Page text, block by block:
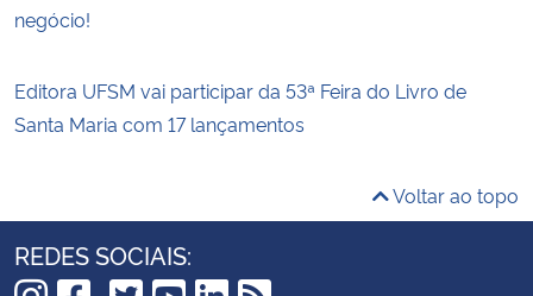
negócio!
Editora UFSM vai participar da 53ª Feira do Livro de
Santa Maria com 17 lançamentos
Voltar ao topo
REDES SOCIAIS: